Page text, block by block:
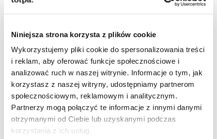
Niniejsza strona korzysta z plików cookie
Wykorzystujemy pliki cookie do spersonalizowania treści
i reklam, aby oferować funkcje społecznościowe i
analizować ruch w naszej witrynie. Informacje o tym, jak
korzystasz z naszej witryny, udostępniamy partnerom
społecznościowym, reklamowym i analitycznym.
Partnerzy mogą połączyć te informacje z innymi danymi
otrzymanymi od Ciebie lub uzyskanymi podczas
korzystania z ich usług.
pomysł na prezent
dla kobiet
zestawy kosmetyków
dla mężczyzn
zestawy kosmetyków
prezent dla taty
zestawy PR box
promocje
nowości
blog
pielęgnacja
lifestyle